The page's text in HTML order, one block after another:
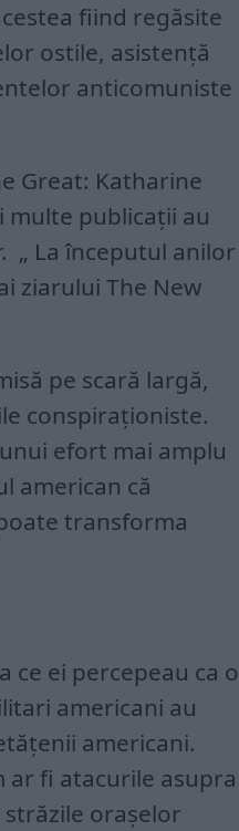
fiind regăsite
ostile, asistență
anticomuniste
Great: Katharine
multe publicații au
„ La începutul anilor
ziarului The New
pe scară largă,
conspiraționiste.
efort mai amplu
american că
transforma
ce ei percepeau ca o
americani au
americani.
ar fi atacurile asupra
străzile orașelor